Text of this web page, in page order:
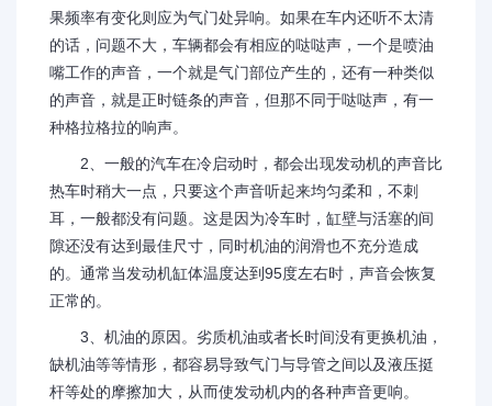
果频率有变化则应为气门处异响。如果在车内还听不太清
的话，问题不大，车辆都会有相应的哒哒声，一个是喷油
嘴工作的声音，一个就是气门部位产生的，还有一种类似
的声音，就是正时链条的声音，但那不同于哒哒声，有一
种格拉格拉的响声。
2、一般的汽车在冷启动时，都会出现发动机的声音比
热车时稍大一点，只要这个声音听起来均匀柔和，不刺
耳，一般都没有问题。这是因为冷车时，缸壁与活塞的间
隙还没有达到最佳尺寸，同时机油的润滑也不充分造成
的。通常当发动机缸体温度达到95度左右时，声音会恢复
正常的。
3、机油的原因。劣质机油或者长时间没有更换机油，
缺机油等等情形，都容易导致气门与导管之间以及液压挺
杆等处的摩擦加大，从而使发动机内的各种声音更响。